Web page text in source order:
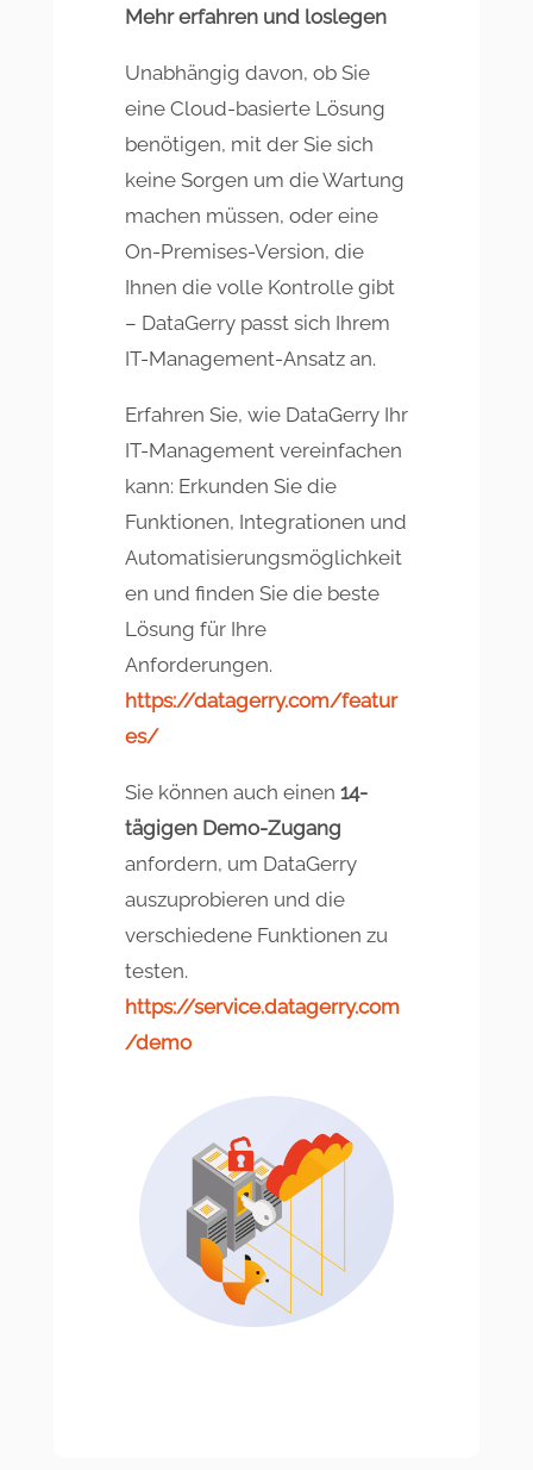
Mehr erfahren und loslegen
Unabhängig davon, ob Sie
eine Cloud-basierte Lösung
benötigen, mit der Sie sich
keine Sorgen um die Wartung
machen müssen, oder eine
On-Premises-Version, die
Ihnen die volle Kontrolle gibt
– DataGerry passt sich Ihrem
IT-Management-Ansatz an.
Erfahren Sie, wie DataGerry Ihr
IT-Management vereinfachen
kann: Erkunden Sie die
Funktionen, Integrationen und
Automatisierungsmöglichkeit
en und finden Sie die beste
Lösung für Ihre
Anforderungen.
https://datagerry.com/featur
es/
Sie können auch einen 14-
tägigen Demo-Zugang
anfordern, um DataGerry
auszuprobieren und die
verschiedene Funktionen zu
testen.
https://service.datagerry.com
/demo